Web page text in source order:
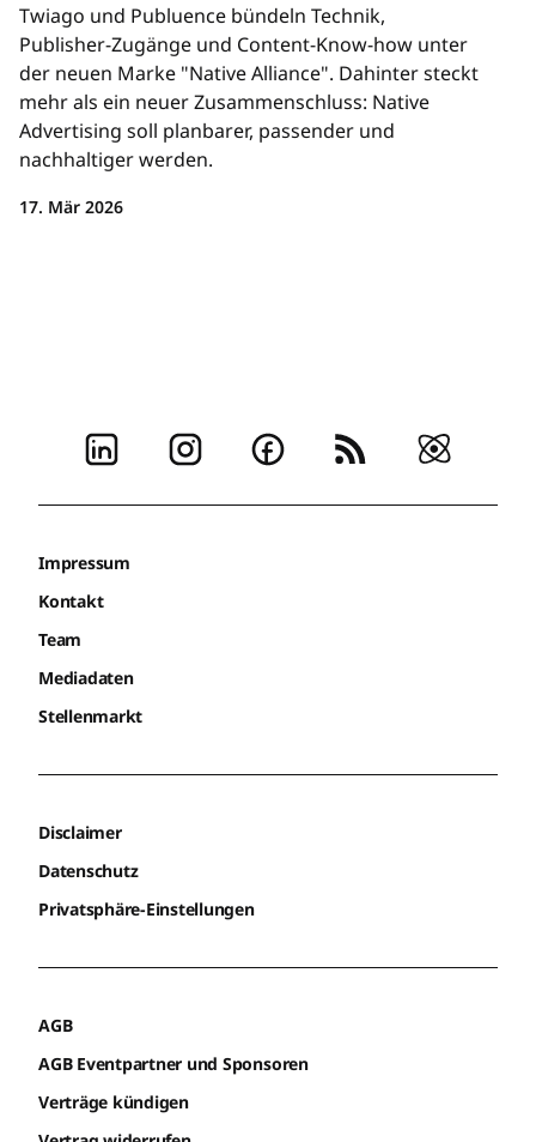
Twiago und Publuence bündeln Technik,
Publisher-Zugänge und Content-Know-how unter
der neuen Marke "Native Alliance". Dahinter steckt
mehr als ein neuer Zusammenschluss: Native
Advertising soll planbarer, passender und
nachhaltiger werden.
17. Mär 2026
Impressum
Kontakt
Team
Mediadaten
Stellenmarkt
Disclaimer
Datenschutz
Privatsphäre-Einstellungen
AGB
AGB Eventpartner und Sponsoren
Verträge kündigen